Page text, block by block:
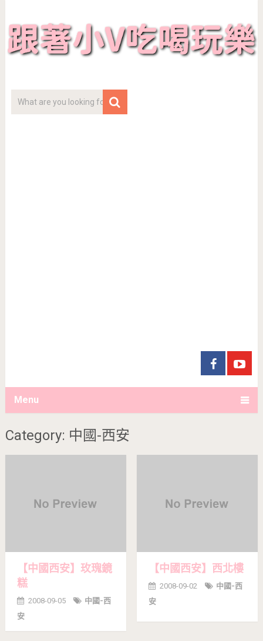
Menu
Category: 中國-西安
【中國西安】玫瑰鏡
糕
2008-09-05
中國-西
安
【中國西安】西北樓
2008-09-02
中國-西
安